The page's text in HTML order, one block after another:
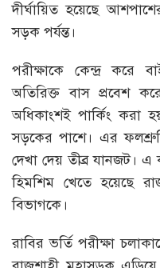
দীর্ঘায়িত হয়েছে
সড়ক পর্যন্ত।
পরীক্ষাকে কেন্দ্র করে
অতিরিক্ত বাস প্রবেশ
অধিকাংশই পার্কিং করা
সড়কের পাশে। এর
দেখা দেয় তীব্র যানজট।
হিমশিম খেতে হয়েছে
বিভাগকে।
রাবির ভর্তি পরীক্ষা